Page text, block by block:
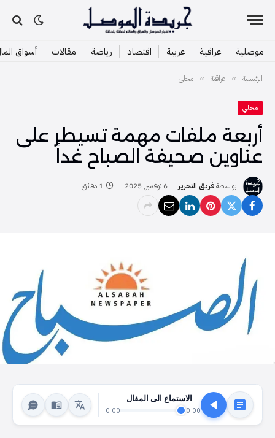
موصلية عراقية عربية اقتصاد رياضة مقالات أسواق
الرئيسية » عراقية » محلي
محلي
أربعة ملفات مهمة تسيطر على
عناوين صحيفة الصباح غداً
بواسطةفريق التحرير 6 نوفمبر, 2025 1 دقائق
الاستماع الى المقال
0:00
0:00